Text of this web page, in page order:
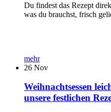
Du findest das Rezept
was du brauchst, frisch
mehr
26 Nov
Weihnachtsessen
unsere festlichen